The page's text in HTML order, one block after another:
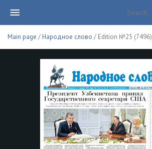
Main page /Народное слово / Edition №25 (7496)